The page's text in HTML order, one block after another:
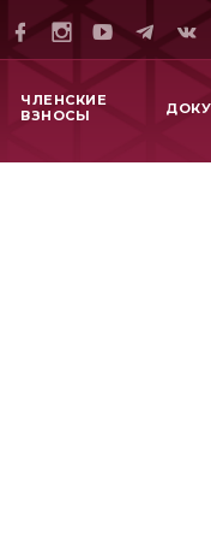
ЧЛЕНСКИЕ
ВЗНОСЫ